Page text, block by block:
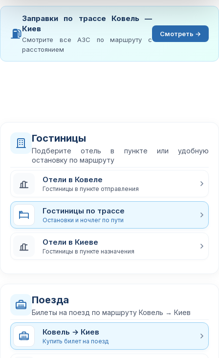
⛽
Заправки по трассе Ковель —
Киев
Смотрите все АЗС по маршруту с
расстоянием
Смотреть →
Гостиницы
Подберите отель в пункте или удобную
остановку по маршруту
Отели в Ковеле
Гостиницы в пункте отправления
Гостиницы по трассе
Остановки и ночлег по пути
Отели в Киеве
Гостиницы в пункте назначения
Поезда
Билеты на поезд по маршруту Ковель → Киев
Ковель → Киев
Купить билет на поезд